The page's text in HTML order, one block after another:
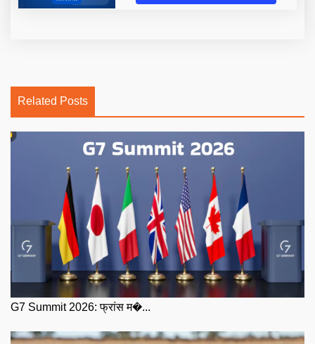
Related Posts
G7 Summit 2026: फ्रांस म�...